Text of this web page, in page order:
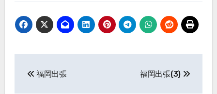
福岡出張 福岡出張(3)